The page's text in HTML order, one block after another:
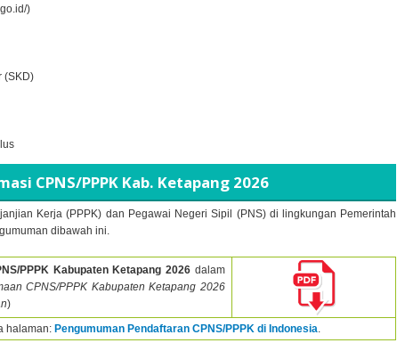
)
(SKD)
CPNS/PPPK Kab. Ketapang 2026
Kerja (PPPK) dan Pegawai Negeri Sipil (PNS) di lingkungan Pemerintah
dibawah ini.
PPPK Kabupaten Ketapang 2026 dalam
CPNS/PPPK Kabupaten Ketapang 2026
)
halaman: Pengumuman Pendaftaran CPNS/PPPK di Indonesia.